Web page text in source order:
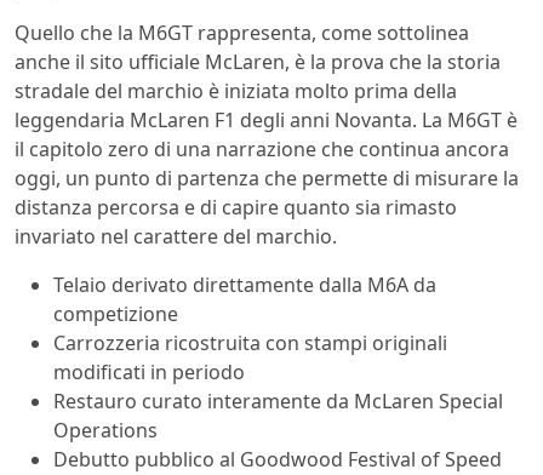
Quello che la M6GT rappresenta, come sottolinea
anche il sito ufficiale McLaren, è la prova che la storia
stradale del marchio è iniziata molto prima della
leggendaria McLaren F1 degli anni Novanta. La M6GT è
il capitolo zero di una narrazione che continua ancora
oggi, un punto di partenza che permette di misurare la
distanza percorsa e di capire quanto sia rimasto
invariato nel carattere del marchio.
Telaio derivato direttamente dalla M6A da
competizione
Carrozzeria ricostruita con stampi originali
modificati in periodo
Restauro curato interamente da McLaren Special
Operations
Debutto pubblico al Goodwood Festival of Speed